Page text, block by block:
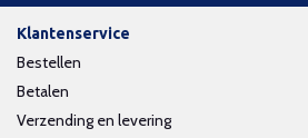
Klantenservice
Bestellen
Betalen
Verzending en levering